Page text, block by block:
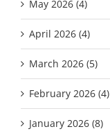
May 2026 (4)
April 2026 (4)
March 2026 (5)
February 2026 (4)
January 2026 (8)